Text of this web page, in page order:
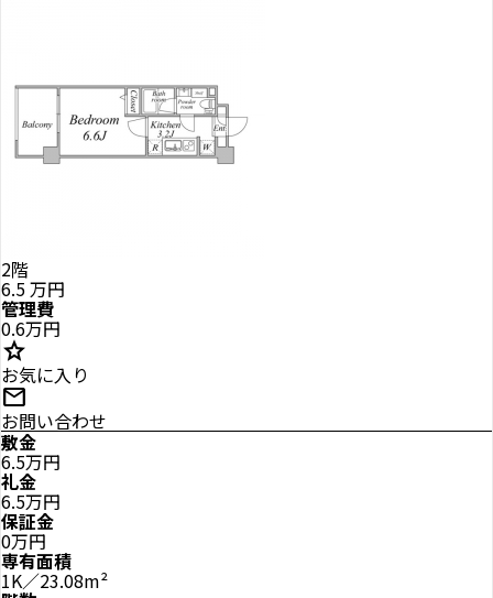
2階
6.5万円
管理費
0.6万円
star
お気に入り
mail
お問い合わせ
敷金
6.5万円
礼金
6.5万円
保証金
0万円
専有面積
1K／23.08m²